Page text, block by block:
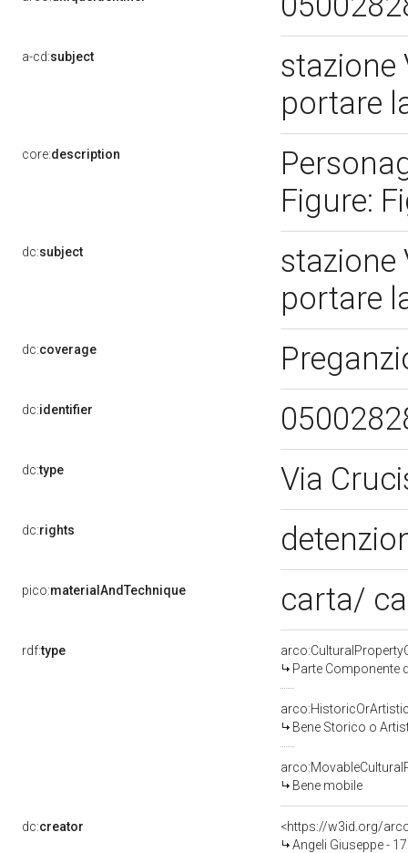
a-cd:subject
stazione
portare
core:description
Figure:
dc:subject
stazione
portare
dc:coverage
dc:identifier
dc:type Via
dc:rights
pico:materialAndTechnique carta/
rdf:type
Parte Componente
Bene Storico o
Bene mobile
dc:creator
<https://w3id.org/
Angeli Giuseppe -